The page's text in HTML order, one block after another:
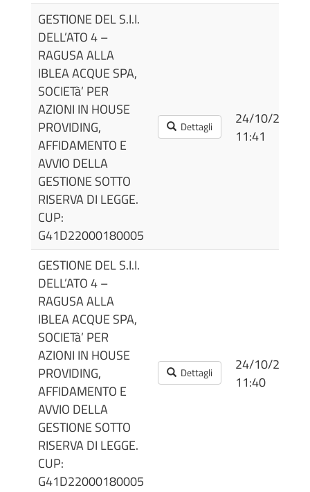
GESTIONE DEL S.I.I.
DELL’ATO 4 –
RAGUSA ALLA
IBLEA ACQUE SPA,
SOCIETà’ PER
AZIONI IN HOUSE
PROVIDING,
AFFIDAMENTO E
AVVIO DELLA
GESTIONE SOTTO
RISERVA DI LEGGE.
CUP:
G41D22000180005
Dettagli
24/10/2022
11:41
GESTIONE DEL S.I.I.
DELL’ATO 4 –
RAGUSA ALLA
IBLEA ACQUE SPA,
SOCIETà’ PER
AZIONI IN HOUSE
PROVIDING,
AFFIDAMENTO E
AVVIO DELLA
GESTIONE SOTTO
RISERVA DI LEGGE.
CUP:
G41D22000180005
Dettagli
24/10/2022
11:40